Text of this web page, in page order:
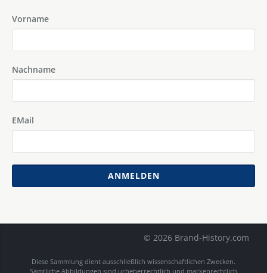
Vorname
Nachname
EMail
ANMELDEN
© 2026 Brand-History.com
Diese Sammlung dient ausschließlich wissenschaftlichen Zwecken.
Sämtliche Abbildungen sind urheberrechtlich und markenrechtlich